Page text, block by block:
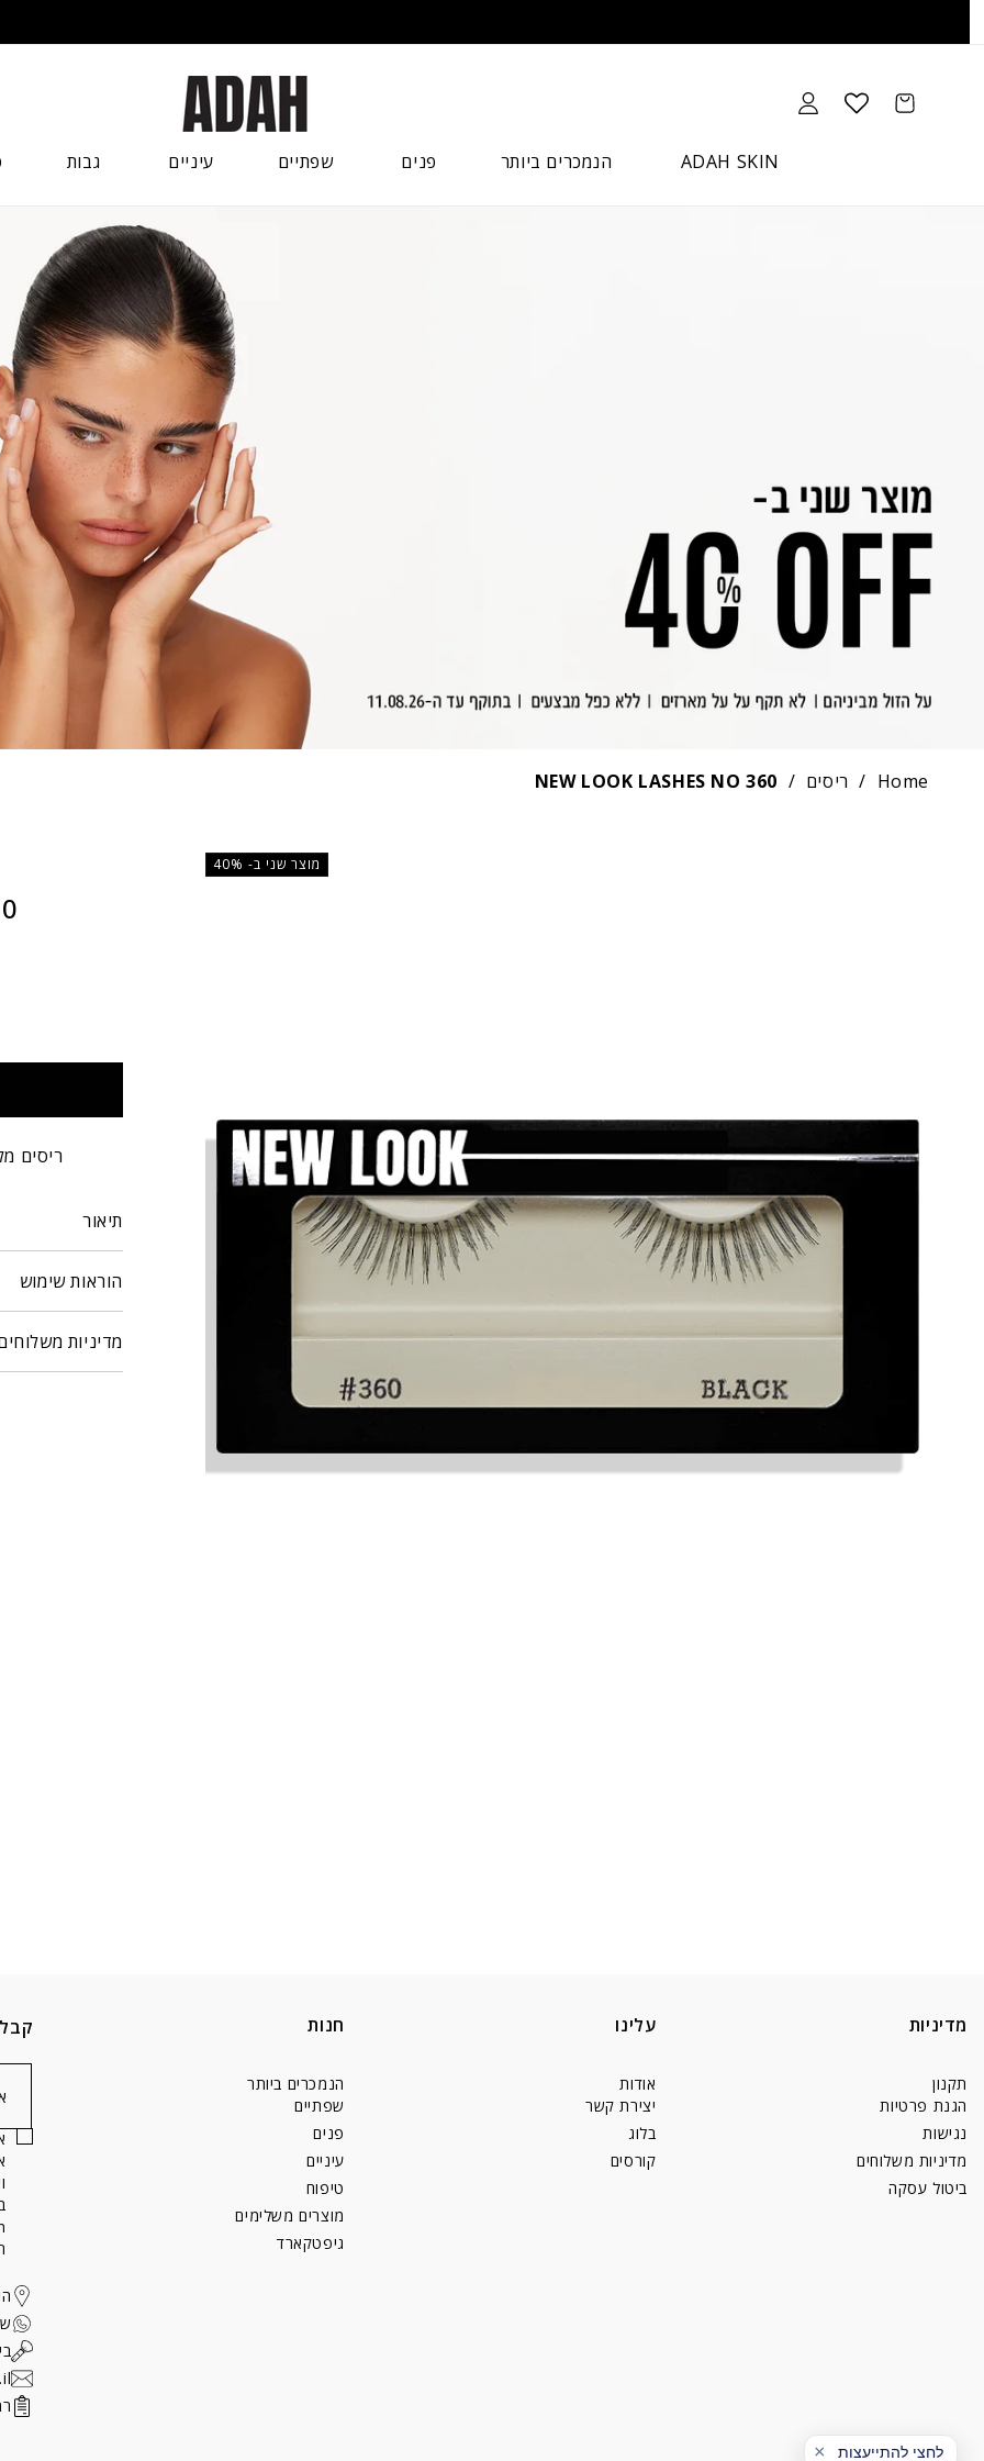
ADAH SKIN הנמכרים ביותר פנים שפתיים עיניים גבות
כניסה Cart
Home
/ ריסים /
NEW LOOK LASHES NO 360
מוצר שני ב- 40%
ריסים
תיאור
הוראות שימוש
מדיניות
מדיניות
תקנון
הגנת פרטיות
נגישות
מדיניות משלוחים
ביטול עסקה
עלינו
אודות
יצירת קשר
בלוג
קורסים
חנות
הנמכרים ביותר
שפתיים
פנים
עיניים
טיפוח
מוצרים משלימים
גיפטקארד
קבלו 10% הנחה על הרכישה